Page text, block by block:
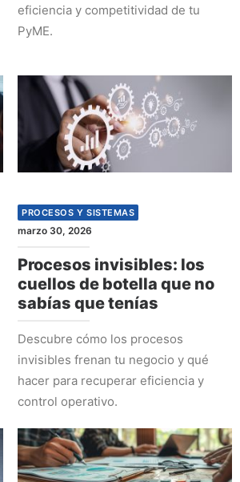
eficiencia y competitividad de tu
PyME.
PROCESOS Y SISTEMAS
marzo 30, 2026
Procesos invisibles: los
cuellos de botella que no
sabías que tenías
Descubre cómo los procesos
invisibles frenan tu negocio y qué
hacer para recuperar eficiencia y
control operativo.